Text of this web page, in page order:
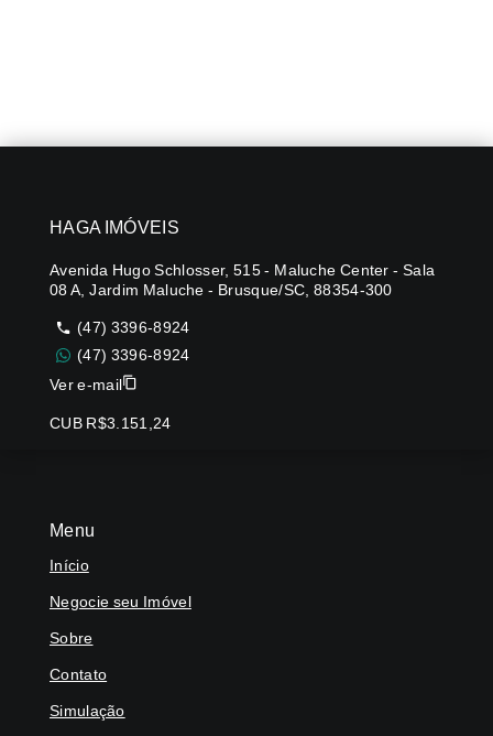
Menu
Início
Negocie seu Imóvel
Sobre
Contato
Simulação
HAGA IMÓVEIS
Avenida Hugo Schlosser, 515 - Maluche Center - Sala
08 A, Jardim Maluche - Brusque/SC, 88354-300
(47) 3396-8924
(47) 3396-8924
Ver e-mail
CUB R$3.151,24